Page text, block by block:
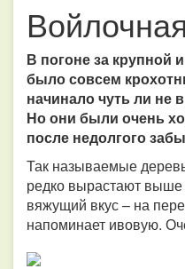
В погоне за крупной
было совсем
начинало чуть ли не
Но они были очень
после недолгого
Так называемые
редко вырастают
вяжущий вкус – на
напоминает ивовую.